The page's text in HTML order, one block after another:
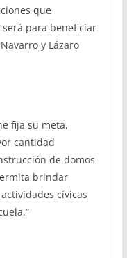
que
para beneficiar
y Lázaro
fija su meta,
cantidad
de domos
brindar
cívicas